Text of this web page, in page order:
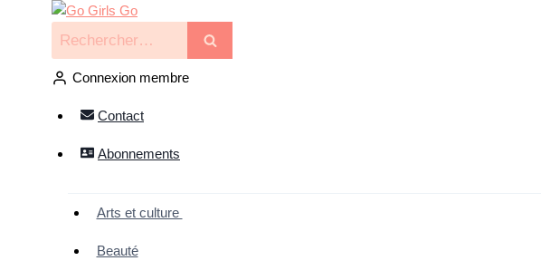
Connexion membre
Contact
Abonnements
Arts et culture
Beauté